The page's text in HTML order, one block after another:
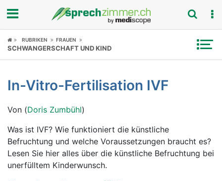
Fokus
Symptome
Untersuchungen
News
Ratgeber
RUBRIKEN FRAUEN
SCHWANGERSCHAFT UND KIND
In-Vitro-Fertilisation IVF
Von (Doris Zumbühl)
Was ist IVF? Wie funktioniert die künstliche
Befruchtung und welche Voraussetzungen braucht es?
Lesen Sie hier alles über die künstliche Befruchtung bei
unerfülltem Kinderwunsch.